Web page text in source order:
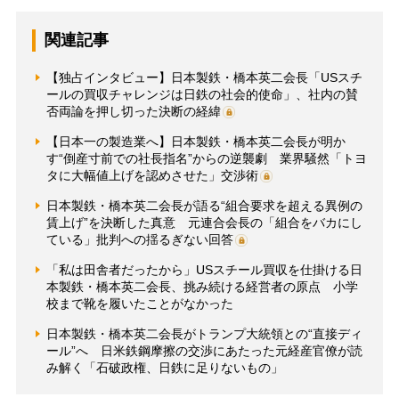
関連記事
【独占インタビュー】日本製鉄・橋本英二会長「USスチ
ールの買収チャレンジは日鉄の社会的使命」、社内の賛
否両論を押し切った決断の経緯
【日本一の製造業へ】日本製鉄・橋本英二会長が明か
す“倒産寸前での社長指名”からの逆襲劇 業界騒然「トヨ
タに大幅値上げを認めさせた」交渉術
日本製鉄・橋本英二会長が語る“組合要求を超える異例の
賃上げ”を決断した真意 元連合会長の「組合をバカにし
ている」批判への揺るぎない回答
「私は田舎者だったから」USスチール買収を仕掛ける日
本製鉄・橋本英二会長、挑み続ける経営者の原点 小学
校まで靴を履いたことがなかった
日本製鉄・橋本英二会長がトランプ大統領との“直接ディ
ール”へ 日米鉄鋼摩擦の交渉にあたった元経産官僚が読
み解く「石破政権、日鉄に足りないもの」